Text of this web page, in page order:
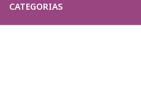
CATEGORIAS